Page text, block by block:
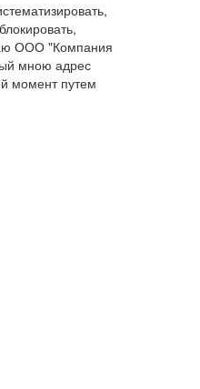
ООО "Компания
мною адрес
момент путем